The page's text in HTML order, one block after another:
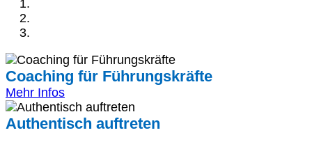
Coaching für Führungskräfte
Mehr Infos
Authentisch auftreten